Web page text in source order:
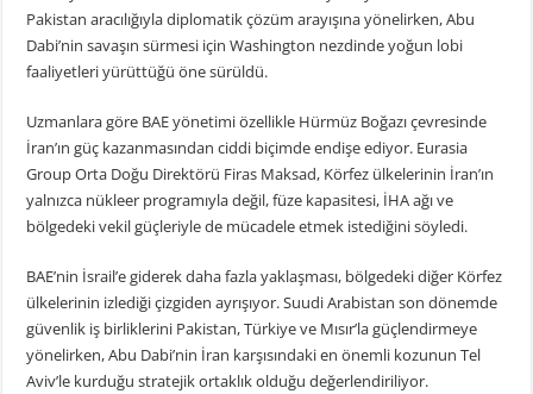
Pakistan aracılığıyla diplomatik çözüm arayışına yönelirken, Abu
Dabi’nin savaşın sürmesi için Washington nezdinde yoğun lobi
faaliyetleri yürüttüğü öne sürüldü.
Uzmanlara göre BAE yönetimi özellikle Hürmüz Boğazı çevresinde
İran’ın güç kazanmasından ciddi biçimde endişe ediyor. Eurasia
Group Orta Doğu Direktörü Firas Maksad, Körfez ülkelerinin İran’ın
yalnızca nükleer programıyla değil, füze kapasitesi, İHA ağı ve
bölgedeki vekil güçleriyle de mücadele etmek istediğini söyledi.
BAE’nin İsrail’e giderek daha fazla yaklaşması, bölgedeki diğer Körfez
ülkelerinin izlediği çizgiden ayrışıyor. Suudi Arabistan son dönemde
güvenlik iş birliklerini Pakistan, Türkiye ve Mısır’la güçlendirmeye
yönelirken, Abu Dabi’nin İran karşısındaki en önemli kozunun Tel
Aviv’le kurduğu stratejik ortaklık olduğu değerlendiriliyor.